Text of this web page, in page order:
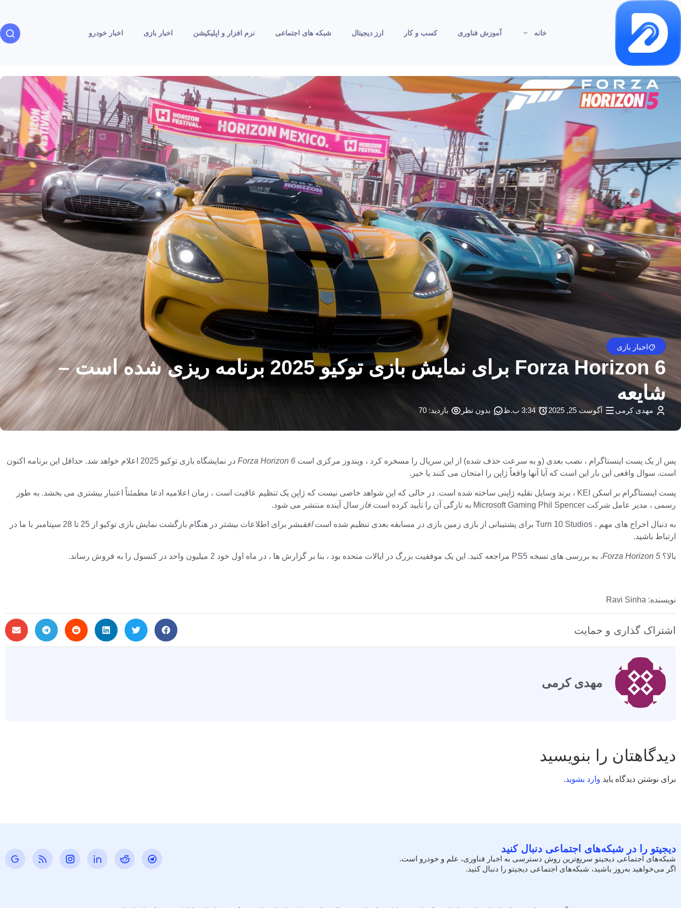
خانه آموزش فناوری کسب و کار ارز دیجیتال شبکه های اجتماعی نرم افزار و اپلیکیشن اخبار بازی اخبار خودرو
اخبار بازی
Forza Horizon 6 برای نمایش بازی توکیو 2025 برنامه ریزی شده است –
شایعه
مهدی کرمی آگوست 25, 2025 3:34 ب.ظ بدون نظر بازدید: 70
پس از یک پست اینستاگرام ، نصب بعدی (و به سرعت حذف شده) از این سریال را مسخره کرد ، ویندوز مرکزی است Forza Horizon 6
در نمایشگاه بازی توکیو 2025 اعلام خواهد شد. حداقل این برنامه اکنون
است. سوال واقعی این بار این است که آیا آنها واقعاً ژاپن را امتحان می کنند یا خیر.
پست اینستاگرام بر اسکن KEI ، برند وسایل نقلیه ژاپنی ساخته شده است. در حالی که این شواهد خاصی نیست که ژاپن یک تنظیم عاقبت است ، زمان اعلامیه ادعا مطمئناً اعتبار بیشتری می بخشد. به طور
رسمی ، مدیر عامل شرکت Microsoft Gaming Phil Spencer به تازگی آن را تأیید کرده است
فاز سال آینده منتشر می شود.
به دنبال اخراج های مهم ، Turn 10 Studios برای پشتیبانی از بازی زمین بازی در مسابقه بعدی تنظیم شده است افق
بشر برای اطلاعات بیشتر در هنگام بازگشت نمایش بازی توکیو از 25 تا 28 سپتامبر با ما در
ارتباط باشید.
بالا؟ Forza Horizon 5، به بررسی های نسخه PS5 مراجعه کنید. این یک موفقیت بزرگ در ایالات متحده بود ، بنا بر گزارش ها ، در ماه اول خود 2 میلیون واحد در کنسول را به فروش رساند.
نویسنده: Ravi Sinha
اشتراک گذاری و حمایت
مهدی کرمی
دیدگاهتان را بنویسید
برای نوشتن دیدگاه باید وارد بشوید.
دیجیتو را در شبکه‌های اجتماعی دنبال کنید
شبکه‌های اجتماعی دیجیتو سریع‌ترین روش دسترسی به اخبار فناوری، علم و خودرو است.
اگر می‌خواهید به‌روز باشید، شبکه‌های اجتماعی دیجیتو را دنبال کنید.